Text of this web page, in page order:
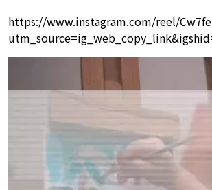
https://www.instagram.com/reel/